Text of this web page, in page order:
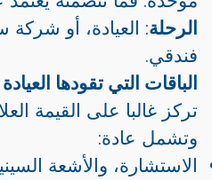
الرحلة: العيادة، أو
فندقي.
الباقات التي تقودها العيادة
تركز غالبا على القيمة
وتشمل عادة:
الاستشارة، والأشعة